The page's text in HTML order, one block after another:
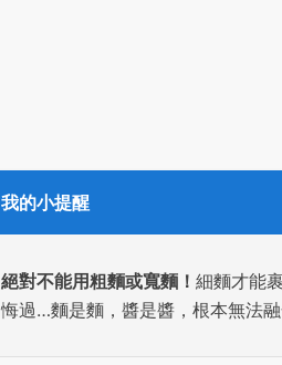
我的小提醒
絕對不能用粗麵或寬麵！ 細麵才能
悔過…麵是麵，醬是醬，根本無法融